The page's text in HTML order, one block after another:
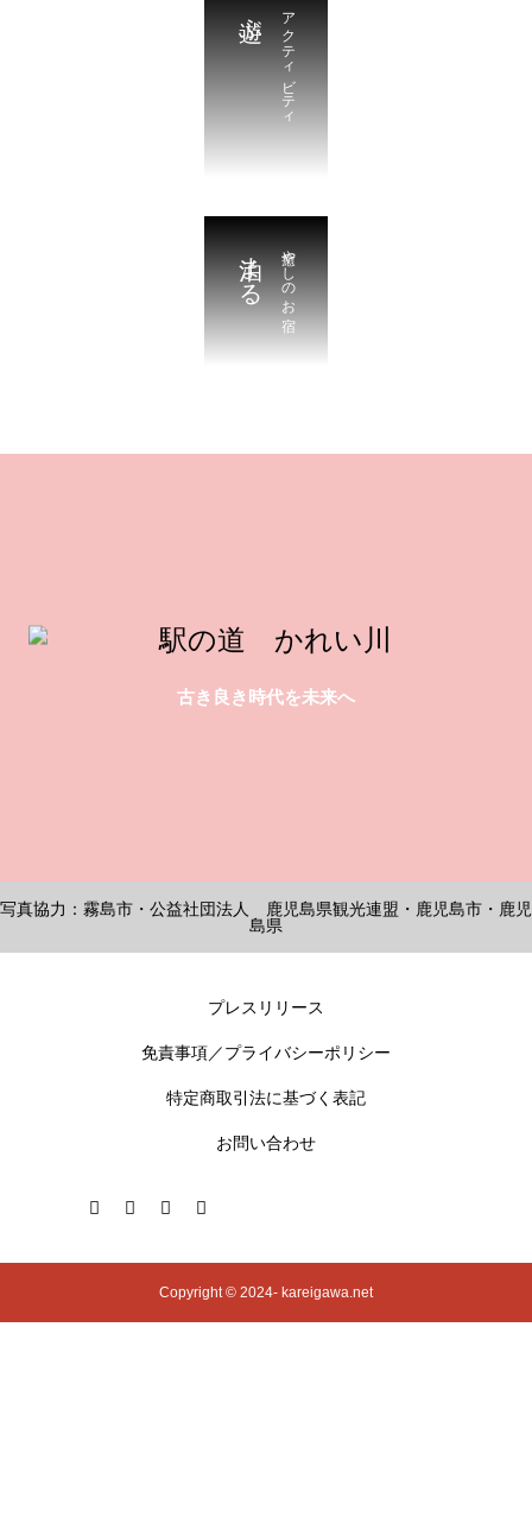
アクティビティ
遊ぶ
癒やしのお宿
泊まる
古き良き時代を未来へ
写真協力：霧島市・公益社団法人 鹿児島県観光連盟・鹿児島市・鹿児
島県
プレスリリース
免責事項／プライバシーポリシー
特定商取引法に基づく表記
お問い合わせ
Copyright © 2024- kareigawa.net